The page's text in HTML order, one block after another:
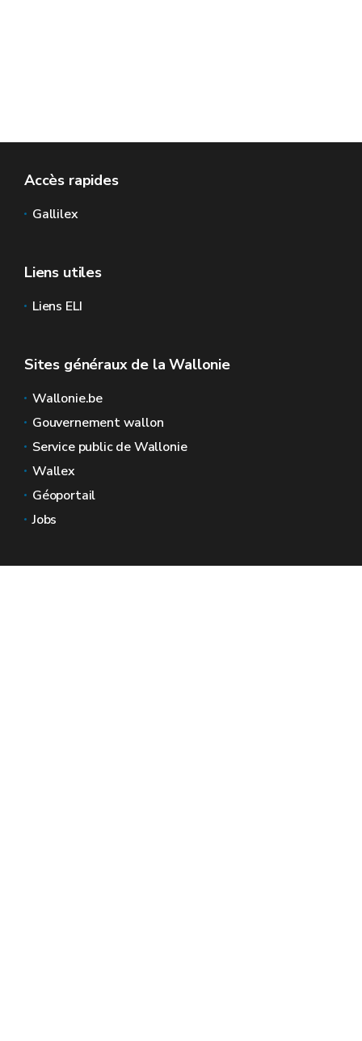
Accès rapides
Gallilex
Liens utiles
Liens ELI
Sites généraux de la Wallonie
Wallonie.be
Gouvernement wallon
Service public de Wallonie
Wallex
Géoportail
Jobs